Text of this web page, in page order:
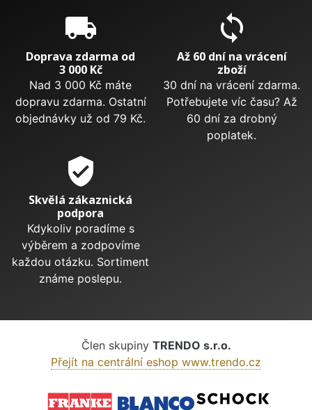
local_shipping
Doprava zdarma od
3 000 Kč
Nad 3 000 Kč máte
dopravu zdarma. Ostatní
objednávky už od 79 Kč.
sync
Až 60 dní na vrácení
zboží
30 dní na vrácení zdarma.
Potřebujete víc času? Až
60 dní za drobný
poplatek.
verified_user
Skvělá zákaznická
podpora
Kdykoliv poradíme s
výběrem a zodpovíme
každou otázku. Sortiment
známe poslepu.
Člen skupiny TRENDO s.r.o.
Přejít na centrální eshop www.trendo.cz